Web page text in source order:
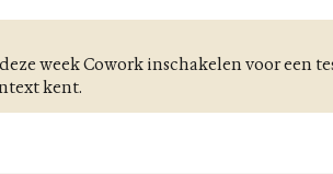
week Cowork inschakelen voor een
kent.